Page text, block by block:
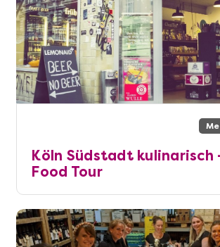
Köln Südstadt kulinarisch
Food Tour